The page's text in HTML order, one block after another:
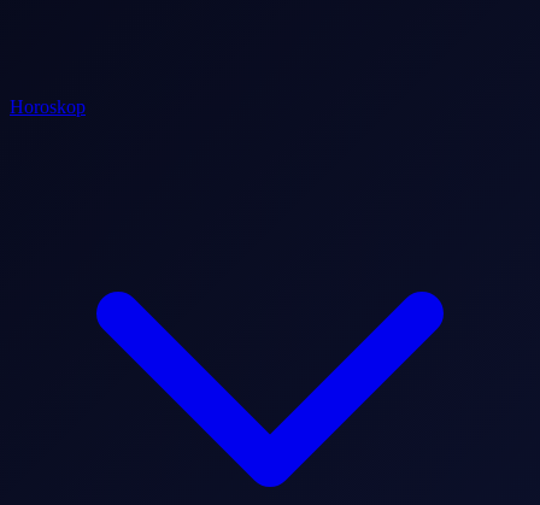
Horoskop